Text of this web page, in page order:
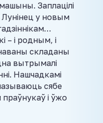
Заплацілі
у новым
– і родным, і
складаны
вытрымалі
Нашчадкамі
сябе
і ўжо